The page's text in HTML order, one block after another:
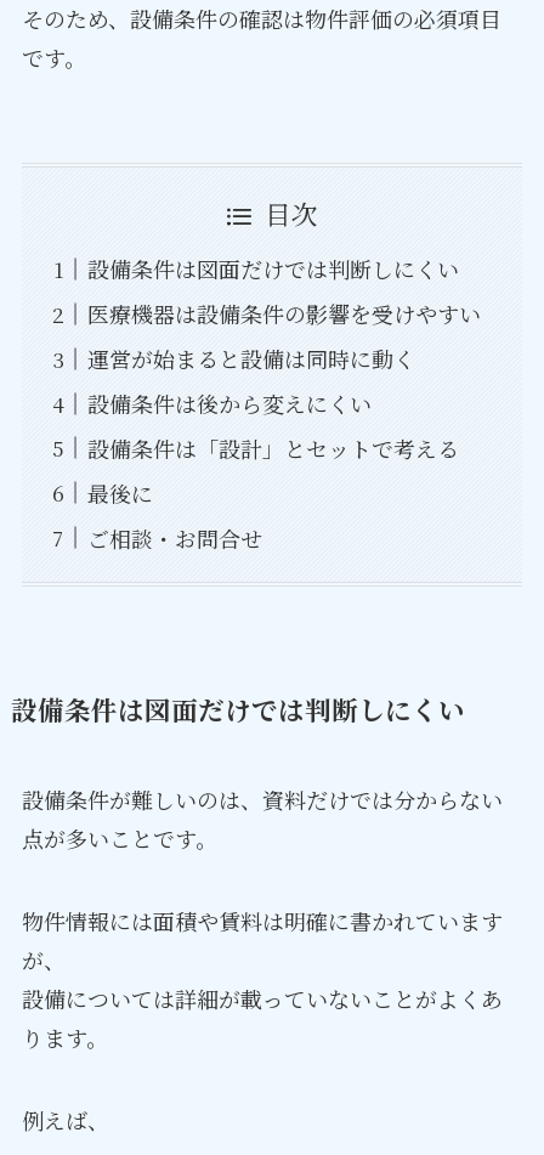
そのため、設備条件の確認は物件評価の必須項目
です。
目次
設備条件は図面だけでは判断しにくい
医療機器は設備条件の影響を受けやすい
運営が始まると設備は同時に動く
設備条件は後から変えにくい
設備条件は「設計」とセットで考える
最後に
ご相談・お問合せ
設備条件は図面だけでは判断しにくい
設備条件が難しいのは、資料だけでは分からない
点が多いことです。
物件情報には面積や賃料は明確に書かれています
が、
設備については詳細が載っていないことがよくあ
ります。
例えば、